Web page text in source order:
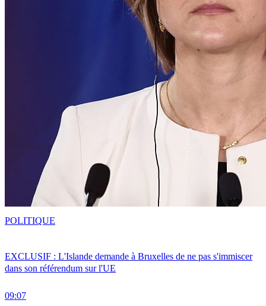
EXCLUSIF : L'Islande demande à Bruxelles de ne pas s'immiscer
dans son référendum sur l'UE
09:07
POLITIQUE